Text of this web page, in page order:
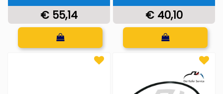
€ 55,14
Quantità
€ 40,10
Quantità